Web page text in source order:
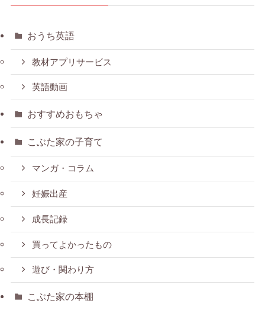
おうち英語
教材アプリサービス
英語動画
おすすめおもちゃ
こぶた家の子育て
マンガ・コラム
妊娠出産
成長記録
買ってよかったもの
遊び・関わり方
こぶた家の本棚